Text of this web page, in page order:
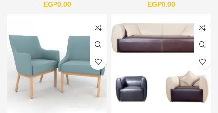
EGP0.00
EGP0.00